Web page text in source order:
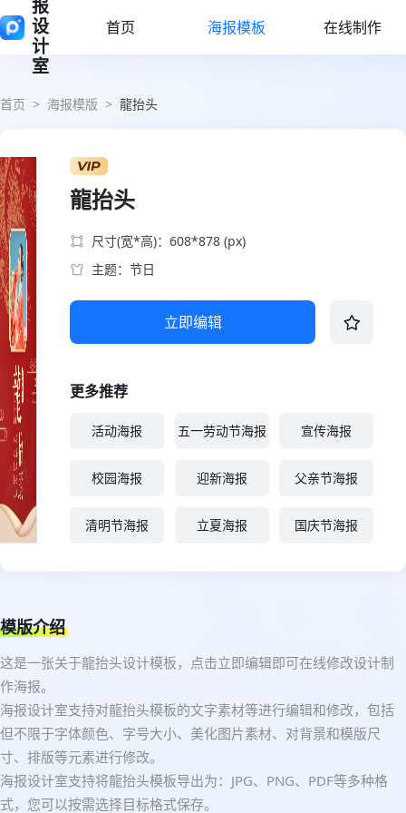
报
设
计
室
首页 海报模板 在线制作
首页 > 海报模版 > 龍抬头
龍抬头
尺寸(宽*高)：608*878 (px)
主题：节日
立即编辑
更多推荐
活动海报 五一劳动节海报 宣传海报
校园海报 迎新海报 父亲节海报
清明节海报 立夏海报 国庆节海报
模版介绍
这是一张关于龍抬头设计模板，点击立即编辑即可在线修改设计制
作海报。
海报设计室支持对龍抬头模板的文字素材等进行编辑和修改，包括
但不限于字体颜色、字号大小、美化图片素材、对背景和模版尺
寸、排版等元素进行修改。
海报设计室支持将龍抬头模板导出为：JPG、PNG、PDF等多种格
式，您可以按需选择目标格式保存。